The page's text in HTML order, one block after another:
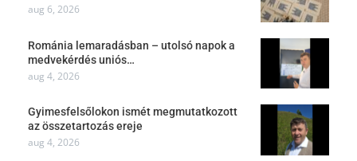
aug 6, 2026
Románia lemaradásban – utolsó napok a
medvekérdés uniós…
aug 4, 2026
Gyimesfelsőlokon ismét megmutatkozott
az összetartozás ereje
aug 4, 2026